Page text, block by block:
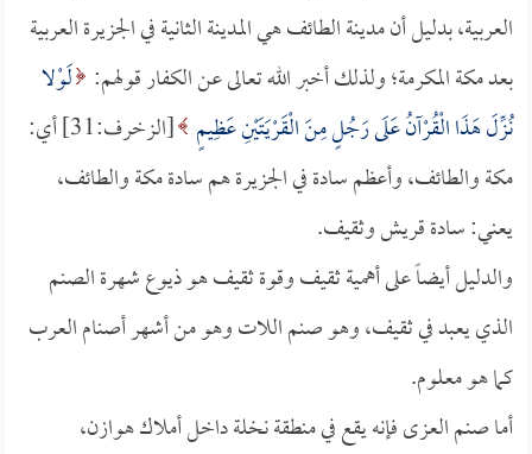
العربية، بدليل أن مدينة الطائف هي المدينة الثانية في الجزيرة العربية
بعد مكة المكرمة؛ ولذلك أخبر الله تعالى عن الكفار قولهم: لَوْلا
نُزِّلَ هَذَا الْقُرْآنُ عَلَى رَجُلٍ مِنَ الْقَرْيَتَيْنِ عَظِيمٍ
[الزخرف:31] أي:
مكة والطائف، وأعظم سادة في الجزيرة هم سادة مكة والطائف،
يعني: سادة قريش وثقيف.
والدليل أيضاً على أهمية ثقيف وقوة ثقيف هو ذيوع شهرة الصنم
الذي يعبد في ثقيف، وهو صنم اللات وهو من أشهر أصنام العرب
كما هو معلوم.
أما صنم العزى فإنه يقع في منطقة نخلة داخل أملاك هوازن،